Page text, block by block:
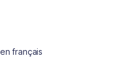
français